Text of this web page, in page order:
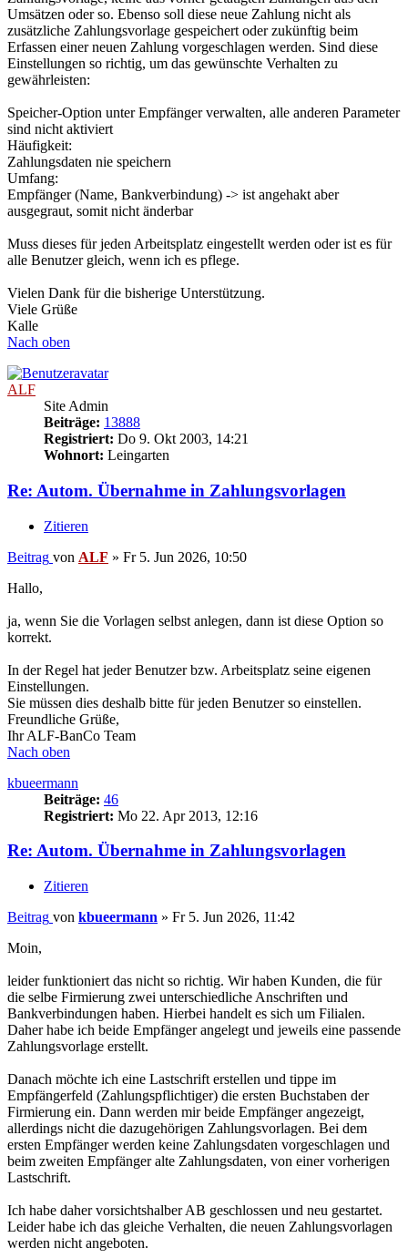
Umsätzen oder so. Ebenso soll diese neue Zahlung nicht als
zusätzliche Zahlungsvorlage gespeichert oder zukünftig beim
Erfassen einer neuen Zahlung vorgeschlagen werden. Sind diese
Einstellungen so richtig, um das gewünschte Verhalten zu
gewährleisten:
Speicher-Option unter Empfänger verwalten, alle anderen Parameter
sind nicht aktiviert
Häufigkeit:
Zahlungsdaten nie speichern
Umfang:
Empfänger (Name, Bankverbindung) -> ist angehakt aber
ausgegraut, somit nicht änderbar
Muss dieses für jeden Arbeitsplatz eingestellt werden oder ist es für
alle Benutzer gleich, wenn ich es pflege.
Vielen Dank für die bisherige Unterstützung.
Viele Grüße
Kalle
Nach oben
ALF
Site Admin
Beiträge: 13888
Registriert: Do 9. Okt 2003, 14:21
Wohnort: Leingarten
Re: Autom. Übernahme in Zahlungsvorlagen
Zitieren
Beitrag von ALF » Fr 5. Jun 2026, 10:50
Hallo,
ja, wenn Sie die Vorlagen selbst anlegen, dann ist diese Option so
korrekt.
In der Regel hat jeder Benutzer bzw. Arbeitsplatz seine eigenen
Einstellungen.
Sie müssen dies deshalb bitte für jeden Benutzer so einstellen.
Freundliche Grüße,
Ihr ALF-BanCo Team
Nach oben
kbueermann
Beiträge: 46
Registriert: Mo 22. Apr 2013, 12:16
Re: Autom. Übernahme in Zahlungsvorlagen
Zitieren
Beitrag von kbueermann » Fr 5. Jun 2026, 11:42
Moin,
leider funktioniert das nicht so richtig. Wir haben Kunden, die für
die selbe Firmierung zwei unterschiedliche Anschriften und
Bankverbindungen haben. Hierbei handelt es sich um Filialen.
Daher habe ich beide Empfänger angelegt und jeweils eine passende
Zahlungsvorlage erstellt.
Danach möchte ich eine Lastschrift erstellen und tippe im
Empfängerfeld (Zahlungspflichtiger) die ersten Buchstaben der
Firmierung ein. Dann werden mir beide Empfänger angezeigt,
allerdings nicht die dazugehörigen Zahlungsvorlagen. Bei dem
ersten Empfänger werden keine Zahlungsdaten vorgeschlagen und
beim zweiten Empfänger alte Zahlungsdaten, von einer vorherigen
Lastschrift.
Ich habe daher vorsichtshalber AB geschlossen und neu gestartet.
Leider habe ich das gleiche Verhalten, die neuen Zahlungsvorlagen
werden nicht angeboten.